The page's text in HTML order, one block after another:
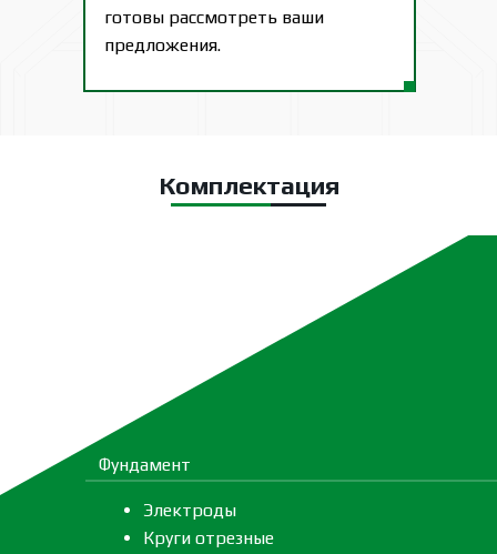
готовы рассмотреть ваши
предложения.
Комплектация
Фундамент
Электроды
Круги отрезные